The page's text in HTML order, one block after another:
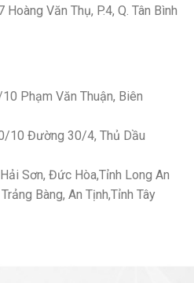
Hoàng Văn Thụ, P.4, Q. Tân Bình
Phạm Văn Thuận, Biên
10 Đường 30/4, Thủ Dầu
Hải Sơn, Đức Hòa,Tỉnh Long An
Trảng Bàng, An Tịnh,Tỉnh Tây